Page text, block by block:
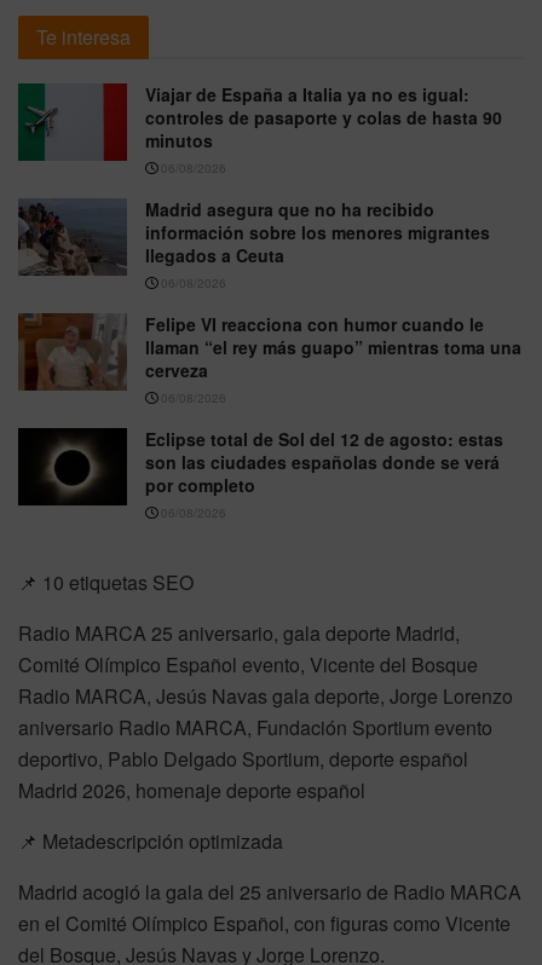
Te interesa
Viajar de España a Italia ya no es igual:
controles de pasaporte y colas de hasta 90
minutos
06/08/2026
Madrid asegura que no ha recibido
información sobre los menores migrantes
llegados a Ceuta
06/08/2026
Felipe VI reacciona con humor cuando le
llaman “el rey más guapo” mientras toma una
cerveza
06/08/2026
Eclipse total de Sol del 12 de agosto: estas
son las ciudades españolas donde se verá
por completo
06/08/2026
📌 10 etiquetas SEO
Radio MARCA 25 aniversario, gala deporte Madrid,
Comité Olímpico Español evento, Vicente del Bosque
Radio MARCA, Jesús Navas gala deporte, Jorge Lorenzo
aniversario Radio MARCA, Fundación Sportium evento
deportivo, Pablo Delgado Sportium, deporte español
Madrid 2026, homenaje deporte español
📌 Metadescripción optimizada
Madrid acogió la gala del 25 aniversario de Radio MARCA
en el Comité Olímpico Español, con figuras como Vicente
del Bosque, Jesús Navas y Jorge Lorenzo.